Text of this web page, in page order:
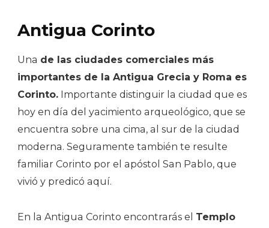
Antigua Corinto
Una de las ciudades comerciales más
importantes de la Antigua Grecia y Roma es
Corinto. Importante distinguir la ciudad que es
hoy en día del yacimiento arqueológico, que se
encuentra sobre una cima, al sur de la ciudad
moderna. Seguramente también te resulte
familiar Corinto por el apóstol San Pablo, que
vivió y predicó aquí.
En la Antigua Corinto encontrarás el Templo